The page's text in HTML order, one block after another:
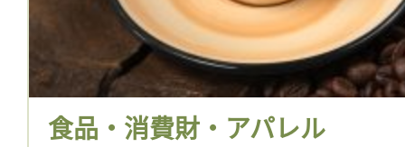
食品・消費財・アパレル